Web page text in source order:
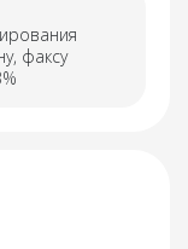
факсу